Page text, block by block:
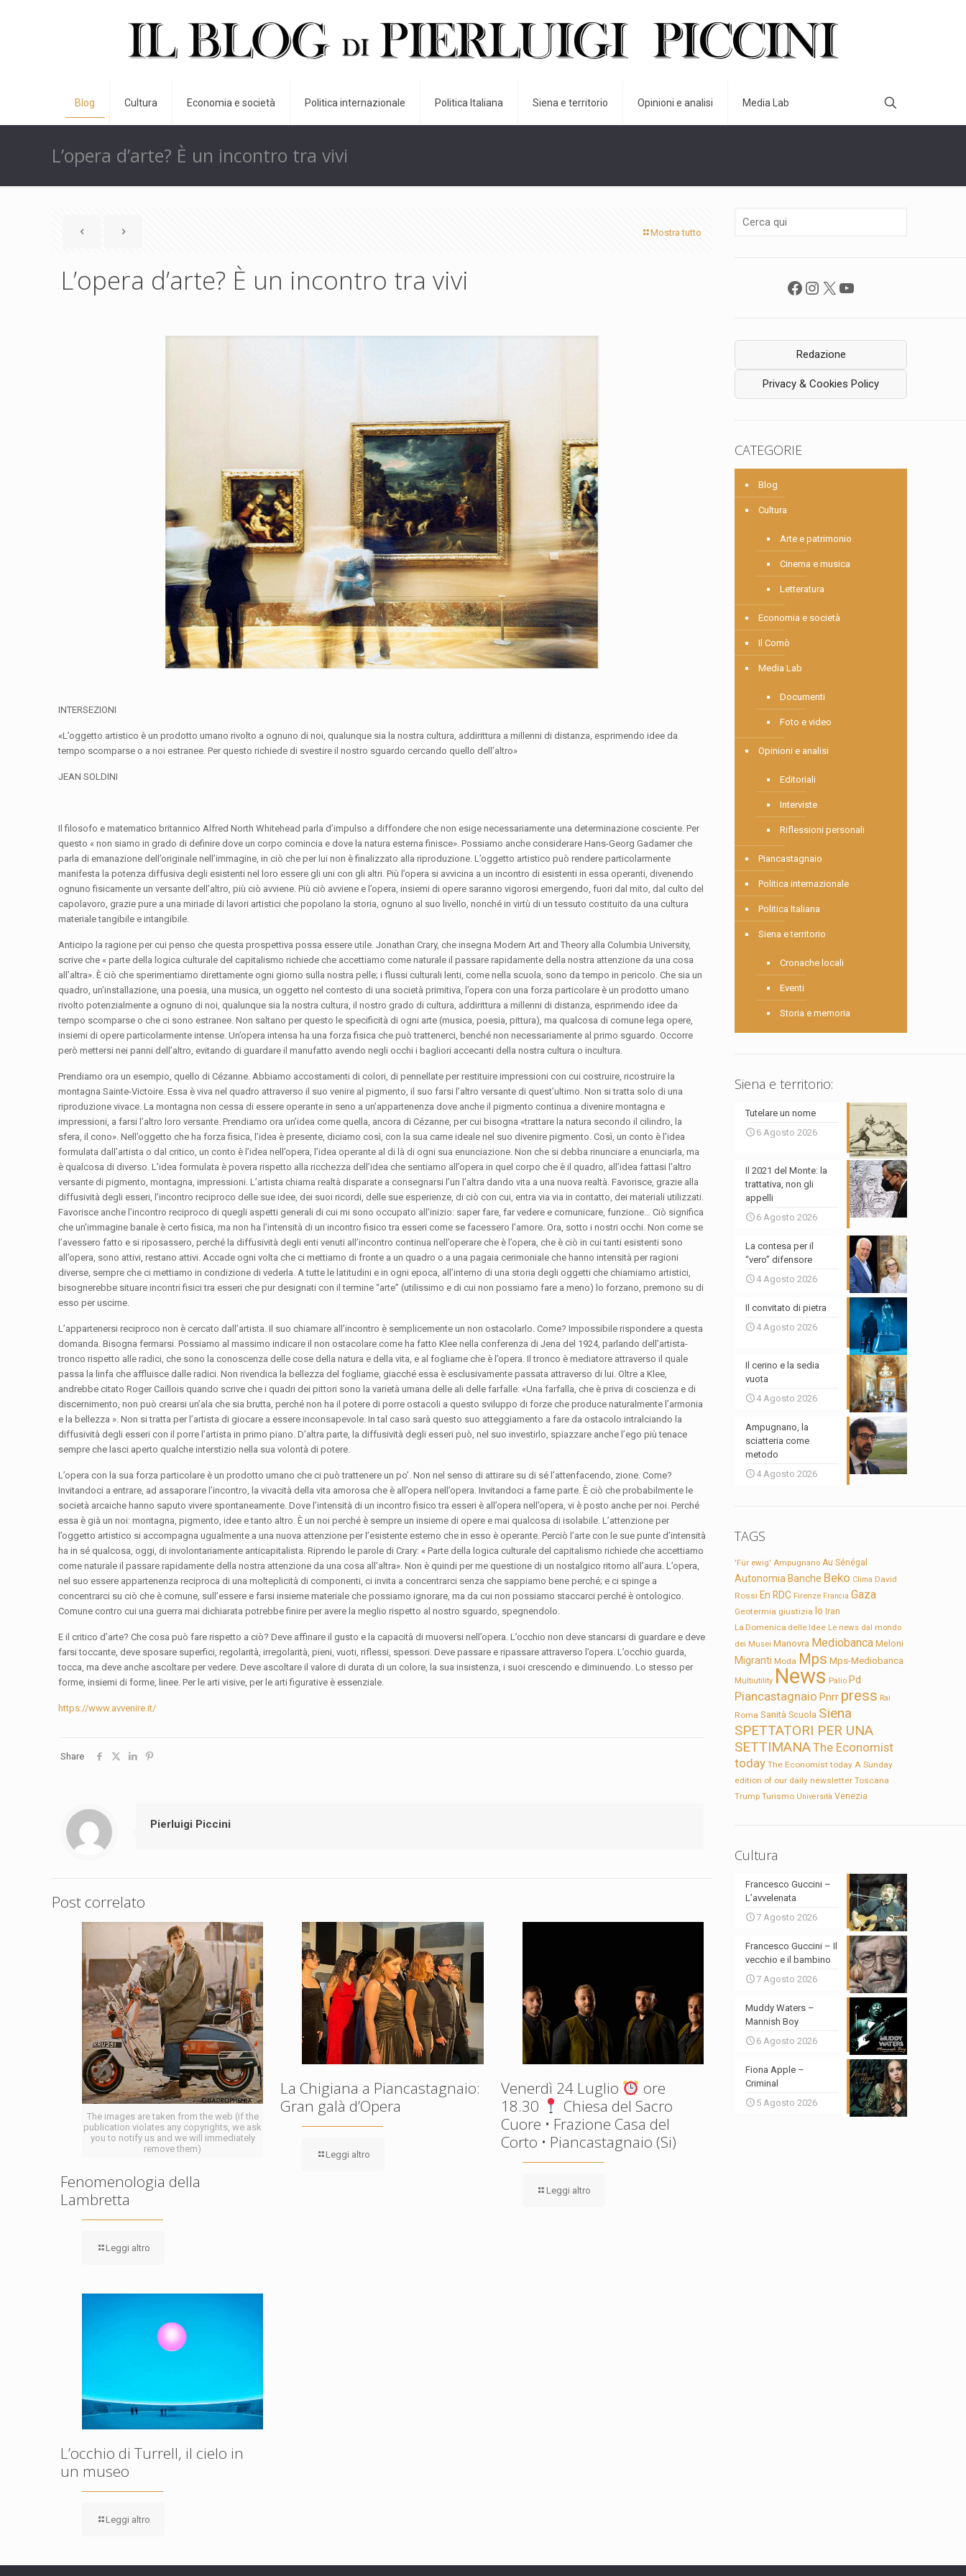
Blog Cultura Economia e società Politica internazionale Politica Italiana Siena e territorio Opinioni e analisi Media Lab
L’opera d’arte? È un incontro tra vivi
Mostra tutto
L’opera d’arte? È un incontro tra vivi
INTERSEZIONI
«L’oggetto artistico è un prodotto umano rivolto a ognuno di noi, qualunque sia la nostra cultura, addirittura a millenni di distanza, esprimendo idee da
tempo scomparse o a noi estranee. Per questo richiede di svestire il nostro sguardo cercando quello dell’altro»
JEANSOLDINI
Il filosofo e matematico britannico Alfred North Whitehead parla d’impulso a diffondere che non esige necessariamente una determinazione cosciente. Per
questo « non siamo in grado di definire dove un corpo comincia e dove la natura esterna finisce». Possiamo anche considerare Hans-Georg Gadamer che
parla di emanazione dell’originale nell’immagine, in ciò che per lui non è finalizzato alla riproduzione. L’oggetto artistico può rendere particolarmente
manifesta la potenza diffusiva degli esistenti nel loro essere gli uni con gli altri. Più l’opera si avvicina a un incontro di esistenti in essa operanti, divenendo
ognuno fisicamente un versante dell’altro, più ciò avviene. Più ciò avviene e l’opera, insiemi di opere saranno vigorosi emergendo, fuori dal mito, dal culto del
capolavoro, grazie pure a una miriade di lavori artistici che popolano la storia, ognuno al suo livello, nonché in virtù di un tessuto costituito da una cultura
materiale tangibile e intangibile.
Anticipo la ragione per cui penso che questa prospettiva possa essere utile. Jonathan Crary, che insegna Modern Art and Theory alla Columbia University,
scrive che « parte della logica culturale del capitalismo richiede che accettiamo come naturale il passare rapidamente della nostra attenzione da una cosa
all’altra». È ciò che sperimentiamo direttamente ogni giorno sulla nostra pelle; i flussi culturali lenti, come nella scuola, sono da tempo in pericolo. Che sia un
quadro, un’installazione, una poesia, una musica, un oggetto nel contesto di una società primitiva, l’opera con una forza particolare è un prodotto umano
rivolto potenzialmente a ognuno di noi, qualunque sia la nostra cultura, il nostro grado di cultura, addirittura a millenni di distanza, esprimendo idee da
tempo scomparse o che ci sono estranee. Non saltano per questo le specificità di ogni arte (musica, poesia, pittura), ma qualcosa di comune lega opere,
insiemi di opere particolarmente intense. Un’opera intensa ha una forza fisica che può trattenerci, benché non necessariamente al primo sguardo. Occorre
però mettersi nei panni dell’altro, evitando di guardare il manufatto avendo negli occhi i bagliori accecanti della nostra cultura o incultura.
Prendiamo ora un esempio, quello di Cézanne. Abbiamo accostamenti di colori, di pennellate per restituire impressioni con cui costruire, ricostruire la
montagna Sainte-Victoire. Essa è viva nel quadro attraverso il suo venire al pigmento, il suo farsi l’altro versante di quest’ultimo. Non si tratta solo di una
riproduzione vivace. La montagna non cessa di essere operante in seno a un’appartenenza dove anche il pigmento continua a divenire montagna e
impressioni, a farsi l’altro loro versante. Prendiamo ora un’idea come quella, ancora di Cézanne, per cui bisogna «trattare la natura secondo il cilindro, la
sfera, il cono». Nell’oggetto che ha forza fisica, l’idea è presente, diciamo così, con la sua carne ideale nel suo divenire pigmento. Così, un conto è l’idea
formulata dall’artista o dal critico, un conto è l’idea nell’opera, l’idea operante al di là di ogni sua enunciazione. Non che si debba rinunciare a enunciarla, ma
è qualcosa di diverso. L’idea formulata è povera rispetto alla ricchezza dell’idea che sentiamo all’opera in quel corpo che è il quadro, all’idea fattasi l’altro
versante di pigmento, montagna, impressioni. L’artista chiama realtà disparate a consegnarsi l’un l’altra dando vita a una nuova realtà. Favorisce, grazie alla
diffusività degli esseri, l’incontro reciproco delle sue idee, dei suoi ricordi, delle sue esperienze, di ciò con cui, entra via via in contatto, dei materiali utilizzati.
Favorisce anche l’incontro reciproco di quegli aspetti generali di cui mi sono occupato all’inizio: saper fare, far vedere e comunicare, funzione… Ciò significa
che un’immagine banale è certo fisica, ma non ha l’intensità di un incontro fisico tra esseri come se facessero l’amore. Ora, sotto i nostri occhi. Non come se
l’avessero fatto e si riposassero, perché la diffusività degli enti venuti all’incontro continua nell’operare che è l’opera, che è ciò in cui tanti esistenti sono
all’opera, sono attivi, restano attivi. Accade ogni volta che ci mettiamo di fronte a un quadro o a una pagaia cerimoniale che hanno intensità per ragioni
diverse, sempre che ci mettiamo in condizione di vederla. A tutte le latitudini e in ogni epoca, all’interno di una storia degli oggetti che chiamiamo artistici,
bisognerebbe situare incontri fisici tra esseri che pur designati con il termine “arte” (utilissimo e di cui non possiamo fare a meno) lo forzano, premono su di
esso per uscirne.
L’appartenersi reciproco non è cercato dall’artista. Il suo chiamare all’incontro è semplicemente un non ostacolarlo. Come? Impossibile rispondere a questa
domanda. Bisogna fermarsi. Possiamo al massimo indicare il non ostacolare come ha fatto Klee nella conferenza di Jena del 1924, parlando dell’artista-
tronco rispetto alle radici, che sono la conoscenza delle cose della natura e della vita, e al fogliame che è l’opera. Il tronco è mediatore attraverso il quale
passa la linfa che affluisce dalle radici. Non rivendica la bellezza del fogliame, giacché essa è esclusivamente passata attraverso di lui. Oltre a Klee,
andrebbe citato Roger Caillois quando scrive che i quadri dei pittori sono la varietà umana delle ali delle farfalle: «Una farfalla, che è priva di coscienza e di
discernimento, non può crearsi un’ala che sia brutta, perché non ha il potere di porre ostacoli a questo sviluppo di forze che produce naturalmente l’armonia
e la bellezza ». Non si tratta per l’artista di giocare a essere inconsapevole. In tal caso sarà questo suo atteggiamento a fare da ostacolo intralciando la
diffusività degli esseri con il porre l’artista in primo piano. D’altra parte, la diffusività degli esseri può, nel suo investirlo, spiazzare anche l’ego più tenace
sempre che lasci aperto qualche interstizio nella sua volontà di potere.
L’opera con la sua forza particolare è un prodotto umano che ci può trattenere un po’. Non nel senso di attirare su di sé l’attenfacendo, zione. Come?
Invitandoci a entrare, ad assaporare l’incontro, la vivacità della vita amorosa che è all’opera nell’opera. Invitandoci a farne parte. È ciò che probabilmente le
società arcaiche hanno saputo vivere spontaneamente. Dove l’intensità di un incontro fisico tra esseri è all’opera nell’opera, vi è posto anche per noi. Perché
essa è già un noi: montagna, pigmento, idee e tanto altro. È un noi perché è sempre un insieme di opere e mai qualcosa di isolabile. L’attenzione per
l’oggetto artistico si accompagna ugualmente a una nuova attenzione per l’esistente esterno che in esso è operante. Perciò l’arte con le sue punte d’intensità
ha in sé qualcosa, oggi, di involontariamente anticapitalista. Riprendo le parole di Crary: « Parte della logica culturale del capitalismo richiede che accettiamo
come naturale il passare rapidamente della nostra attenzione da una cosa all’altra». Non è quindi per me questione di un nostalgico ritorno all’aura. L’opera,
nel suo essere appartenenza reciproca di una molteplicità di componenti, ci invita a concentrarci senza che sappiamo bene perché; e ci spinge a
concentrarci su ciò che è comune, sull’essere e farsi insieme materiale che possiamo ignorare, ma da cui non possiamo staccarci perché è ontologico.
Comune contro cui una guerra mai dichiarata potrebbe finire per avere la meglio rispetto al nostro sguardo, spegnendolo.
E il critico d’arte? Che cosa può fare rispetto a ciò? Deve affinare il gusto e la capacità di muoversi nell’opera. L’occhio non deve stancarsi di guardare e deve
farsi toccante, deve sposare superfici, regolarità, irregolarità, pieni, vuoti, riflessi, spessori. Deve passare e ripassare attraverso l’opera. L’occhio guarda,
tocca, ma deve anche ascoltare per vedere. Deve ascoltare il valore di durata di un colore, la sua insistenza, i suoi crescendo e diminuendo. Lo stesso per
forme, insiemi di forme, linee. Per le arti visive, per le arti figurative è essenziale.
https://www.avvenire.it/
Share
Pierluigi Piccini
Post correlato
The images are taken from the web (if the
publication violates any copyrights, we ask
you to notify us and we will immediately
remove them)
Fenomenologia della
Lambretta
Leggi altro
La Chigiana a Piancastagnaio:
Gran galà d’Opera
Leggi altro
Venerdì 24 Luglio
ore
18.30
Chiesa del Sacro
Cuore • Frazione Casa del
Corto • Piancastagnaio (Si)
Leggi altro
L’occhio di Turrell, il cielo in
un museo
Leggi altro
Facebook
Instagram
X YouTube
Redazione
Privacy & Cookies Policy
CATEGORIE
Blog
Cultura
Arte e patrimonio
Cinema e musica
Letteratura
Economia e società
Il Comò
Media Lab
Documenti
Foto e video
Opinioni e analisi
Editoriali
Interviste
Riflessioni personali
Piancastagnaio
Politica internazionale
Politica Italiana
Siena e territorio
Cronache locali
Eventi
Storia e memoria
Siena e territorio:
Tutelare un nome
6 Agosto 2026
Il 2021 del Monte: la
trattativa, non gli
appelli
6 Agosto 2026
La contesa per il
“vero” difensore
4 Agosto 2026
Il convitato di pietra
4 Agosto 2026
Il cerino e la sedia
vuota
4 Agosto 2026
Ampugnano, la
sciatteria come
metodo
4 Agosto 2026
TAGS
'Für ewig' Ampugnano Au Sénégal
Autonomia Banche Beko Clima David
Rossi En RDC Firenze Francia Gaza
Geotermia giustizia Io Iran
La Domenica delle Idee Le news dal mondo
dei Musei Manovra Mediobanca Meloni
Migranti Moda Mps Mps-Mediobanca
Multiutility News Palio Pd
Piancastagnaio Pnrr press Rai
Roma Sanità Scuola Siena
SPETTATORI PER UNA
SETTIMANAThe Economist
today The Economist today A Sunday
edition of our daily newsletter Toscana
Trump Turismo Università Venezia
Cultura
Francesco Guccini –
L’avvelenata
7 Agosto 2026
Francesco Guccini – Il
vecchio e il bambino
7 Agosto 2026
Muddy Waters –
Mannish Boy
6 Agosto 2026
Fiona Apple –
Criminal
5 Agosto 2026